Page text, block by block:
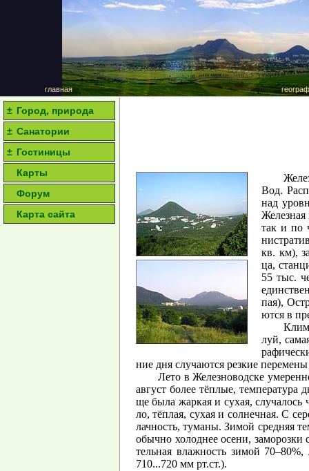
главная
± Город, природа
± Санатории
± Гостиницы
Карты
Форум
Карта сайта
Вод.
над
так и по
кв. км),
ца,
55 тыс.
пая),
ют­ся в
луй,
ние дня слу­ча­ют­ся рез­кие
Лето в Же­лез­но­водс­ке
ав­густ бо­лее тёп­лые,
ще была жар­кая и су­хая, слу­ча­лось
ло, тёп­лая, су­хая и сол­неч­ная. С
лач­ность, ту­ма­ны. Зи­мой сред­няя
обыч­но хо­лод­нее осе­ни,
тель­ная влаж­ность зи­мой
710...720 мм рт.ст.).